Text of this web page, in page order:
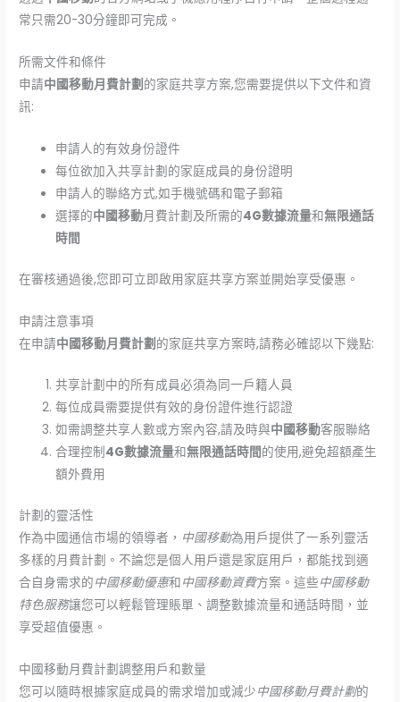
常只需20-30分鐘即可完成。
所需文件和條件
申請中國移動月費計劃的家庭共享方案,您需要提供以下文件和資
訊:
申請人的有效身份證件
每位欲加入共享計劃的家庭成員的身份證明
申請人的聯絡方式,如手機號碼和電子郵箱
選擇的中國移動月費計劃及所需的4G數據流量和無限通話
時間
在審核通過後,您即可立即啟用家庭共享方案並開始享受優惠。
申請注意事項
在申請中國移動月費計劃 的家庭共享方案時,請務必確認以下幾點:
共享計劃中的所有成員必須為同一戶籍人員
每位成員需要提供有效的身份證件進行認證
如需調整共享人數或方案內容,請及時與中國移動客服聯絡
合理控制 4G數據流量和無限通話時間的使用,避免超額產生
額外費用
計劃的靈活性
作為中國通信市場的領導者， 中國移動為用戶提供了一系列靈活
多樣的月費計劃。不論您是個人用戶還是家庭用戶，都能找到適
合自身需求的中國移動優惠和中國移動資費方案。這些中國移動
特色服務讓您可以輕鬆管理賬單、調整數據流量和通話時間，並
享受超值優惠。
中國移動月費計劃調整用戶和數量
您可以隨時根據家庭成員的需求增加或減少中國移動月費計劃的